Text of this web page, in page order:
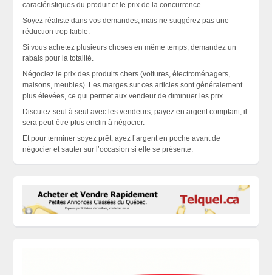
caractéristiques du produit et le prix de la concurrence.
Soyez réaliste dans vos demandes, mais ne suggérez pas une
réduction trop faible.
Si vous achetez plusieurs choses en même temps, demandez un
rabais pour la totalité.
Négociez le prix des produits chers (voitures, électroménagers,
maisons, meubles). Les marges sur ces articles sont généralement
plus élevées, ce qui permet aux vendeur de diminuer les prix.
Discutez seul à seul avec les vendeurs, payez en argent comptant, il
sera peut-être plus enclin à négocier.
Et pour terminer soyez prêt, ayez l’argent en poche avant de
négocier et sauter sur l’occasion si elle seprésente.